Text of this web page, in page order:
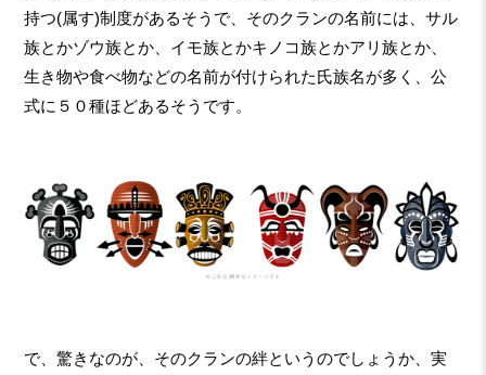
持つ(属す)制度があるそうで、そのクランの名前には、サル
族とかゾウ族とか、イモ族とかキノコ族とかアリ族とか、
生き物や食べ物などの名前が付けられた氏族名が多く、公
式に５０種ほどあるそうです。
で、驚きなのが、そのクランの絆というのでしょうか、実